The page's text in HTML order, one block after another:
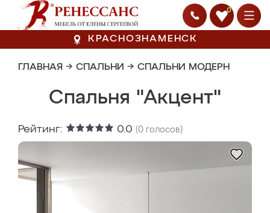
0
КРАСНОЗНАМЕНСК
ГЛАВНАЯ → СПАЛЬНИ → СПАЛЬНИ МОДЕРН
Спальня "Акцент"
Рейтинг: 0.0 (0 голосов)